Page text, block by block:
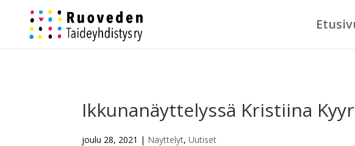
Ikkunanäyttelyssä Kristiina
joulu 28, 2021 | Näyttelyt,Uutiset